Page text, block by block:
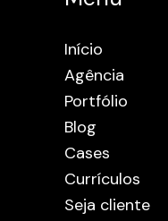
Início
Agência
Portfólio
Blog
Cases
Currículos
Seja cliente